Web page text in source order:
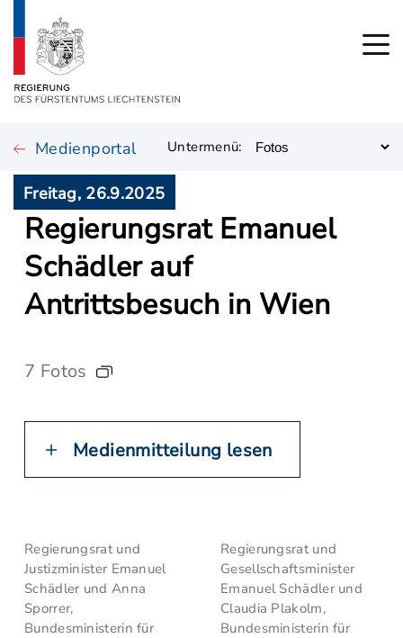
Medienportal Untermenü:
Freitag, 26.9.2025
Regierungsrat Emanuel
Schädler auf
Antrittsbesuch in Wien
7 Fotos
Medienmitteilung lesen
Regierungsrat und
Justizminister Emanuel
Schädler und Anna
Sporrer,
Bundesministerin für
Regierungsrat und
Gesellschaftsminister
Emanuel Schädler und
Claudia Plakolm,
Bundesministerin für